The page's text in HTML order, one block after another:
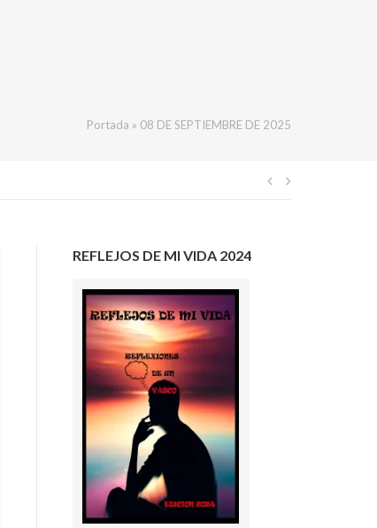
Portada » 08 DE SEPTIEMBRE DE 2025
Navegación
REFLEJOS DE MI VIDA 2024